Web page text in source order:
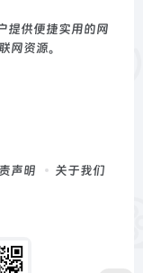
提供便捷实用的网
网资源。
声明
关于我们